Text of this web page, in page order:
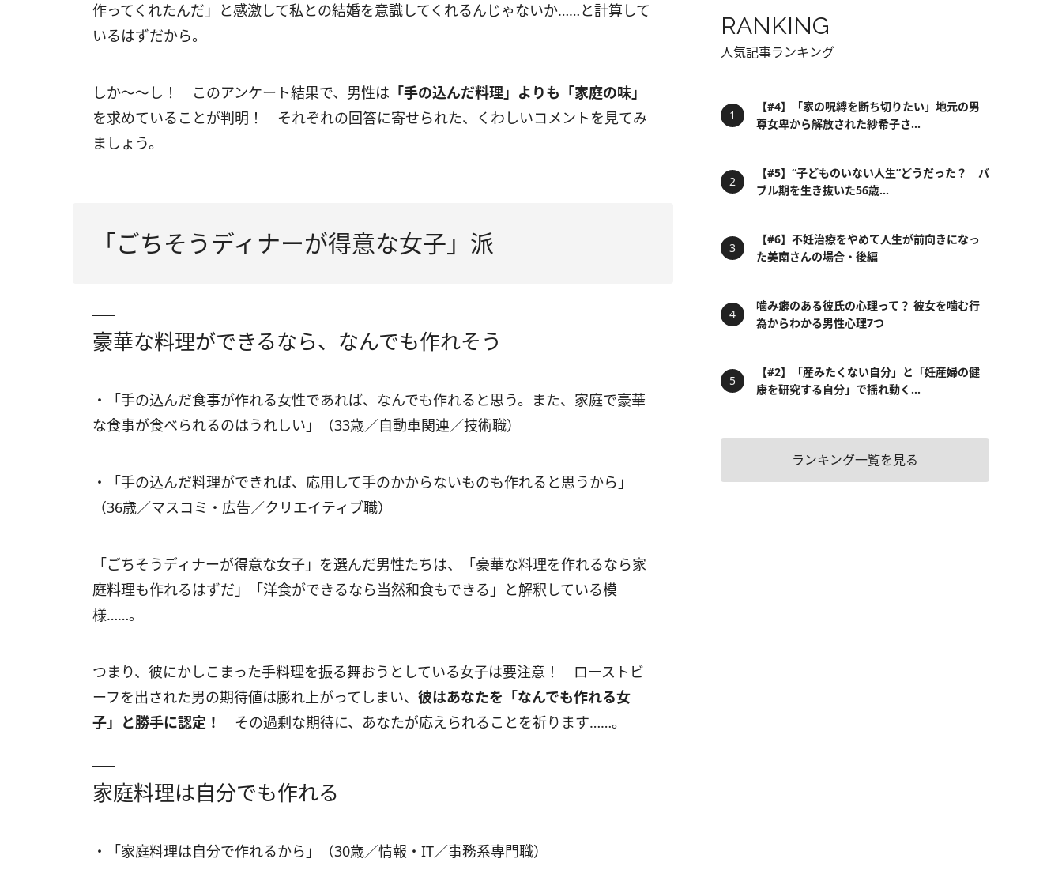
作ってくれたんだ」と感激して私との結婚を意識してくれるんじゃないか……と計算して
いるはずだから。
しか～～し！ このアンケート結果で、男性は 「手の込んだ料理」よりも「家庭の味」
を求めていることが判明！ それぞれの回答に寄せられた、くわしいコメントを見てみ
ましょう。
「ごちそうディナーが得意な女子」派
豪華な料理ができるなら、なんでも作れそう
・「手の込んだ食事が作れる女性であれば、なんでも作れると思う。また、家庭で豪華
な食事が食べられるのはうれしい」（33歳／自動車関連／技術職）
・「手の込んだ料理ができれば、応用して手のかからないものも作れると思うから」
（36歳／マスコミ・広告／クリエイティブ職）
「ごちそうディナーが得意な女子」を選んだ男性たちは、「豪華な料理を作れるなら家
庭料理も作れるはずだ」「洋食ができるなら当然和食もできる」と解釈している模
様……。
つまり、彼にかしこまった手料理を振る舞おうとしている女子は要注意！ ローストビ
ーフを出された男の期待値は膨れ上がってしまい、 彼はあなたを「なんでも作れる女
子」と勝手に認定！
その過剰な期待に、あなたが応えられることを祈ります……。
家庭料理は自分でも作れる
・「家庭料理は自分で作れるから」（30歳／情報・IT／事務系専門職）
RANKING
人気記事ランキング
【#4】「家の呪縛を断ち切りたい」地元の男
尊女卑から解放された紗希子さ...
【#5】“子どものいない人生”どうだった？ バ
ブル期を生き抜いた56歳...
【#6】不妊治療をやめて人生が前向きになっ
た美南さんの場合・後編
噛み癖のある彼氏の心理って？ 彼女を噛む行
為からわかる男性心理7つ
【#2】「産みたくない自分」と「妊産婦の健
康を研究する自分」で揺れ動く...
ランキング一覧を見る